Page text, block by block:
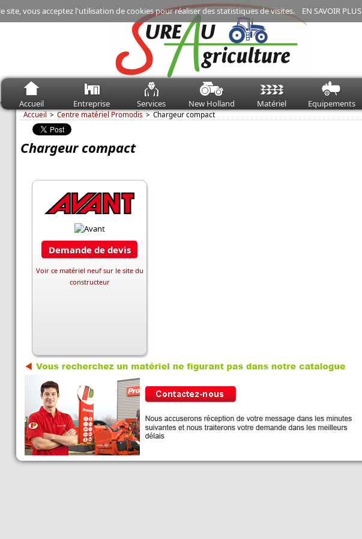
site, vous acceptez l'utilisation de cookies pour réaliser des statistiques de visites. EN SAVOIR PLUS
Accueil Entreprise Services New Holland Matériel Equipements
Accueil Centre matériel Promodis Chargeur compact
Chargeur compact
Demande de devis
Voir ce matériel neuf sur le site du
constructeur